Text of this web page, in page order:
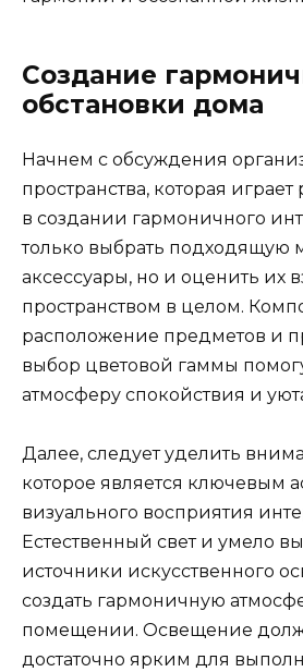
Создание
обстановки дома
Начнем с обсуждения
пространства, которая
в создании гармоничного
только выбрать подходящую
аксессуары, но и оценить их
пространством в целом.
расположение предметов и
выбор цветовой гаммы
атмосферу спокойствия и
Далее, следует уделить
которое является ключевым
визуального восприятия
Естественный свет и умело
источники искусственного
создать гармоничную
помещении. Освещение
достаточно ярким для